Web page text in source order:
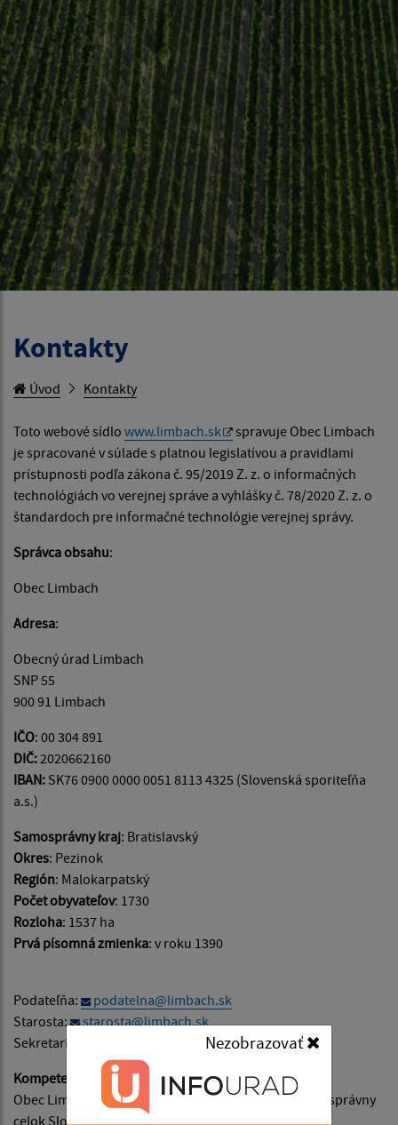
Kontakty
Úvod Kontakty
Toto webové sídlo www.limbach.sk
spravuje Obec Limbach
je spracované v súlade s platnou legislatívou a pravidlami
prístupnosti podľa zákona č. 95/2019 Z. z. o informačných
technológiách vo verejnej správe a vyhlášky č. 78/2020 Z. z. o
štandardoch pre informačné technológie verejnej správy.
Správca obsahu:
Obec Limbach
Adresa:
Obecný úrad Limbach
SNP 55
900 91 Limbach
IČO: 00 304 891
DIČ: 2020662160
IBAN: SK76 0900 0000 0051 8113 4325 (Slovenská sporiteľňa
a.s.)
Samosprávny kraj: Bratislavský
Okres: Pezinok
Región: Malokarpatský
Počet obyvateľov: 1730
Rozloha: 1537 ha
Prvá písomná zmienka: v roku 1390
Podateľňa:
podatelna@limbach.sk
Starosta:
starosta@limbach.sk
Sekretariát:
administrativa@limbach.sk
Kompetencie
Obec Limbach je samostatný územný samosprávny a správny
celok Slovenskej republiky, ktorý svoje samosprávne
Nezobrazovať